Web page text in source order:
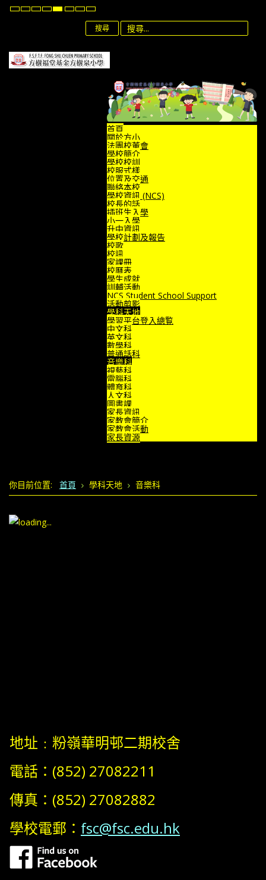
Default
NightHighHighHigh
Contrast
Set
Smaller
Set
Default
Set
Larger
Font
搜尋
首頁
關於方小
法團校董會
學校簡介
學校校訓
校服式樣
位置及交通
聯絡本校
學校資訊 (NCS)
校長的話
插班生入學
小一入學
升中資訊
學校計劃及報告
校歌
校訊
家課冊
校曆表
學生成就
訓輔活動
NCS Student School Support
活動剪影
學科天地
學習平台登入總覧
中文科
英文科
數學科
普通話科
音樂科
視藝科
電腦科
體育科
人文科
圖書課
家長資訊
家教會簡介
家教會活動
家長資源
你目前位置: 首頁 學科天地 音樂科
地址﹕粉嶺華明邨二期校舍
電話：(852) 27082211
傳真：(852) 27082882
學校電郵： fsc@fsc.edu.hk